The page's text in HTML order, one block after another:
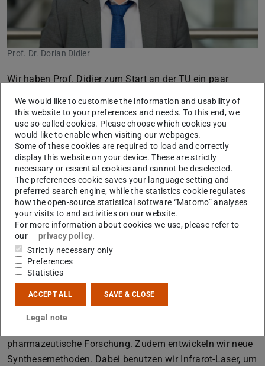
Prof. Dr. Dorian Didier
Wir haben Prof. Didier zum Start an der TU ein paar
Was ist das Spannende an Ihren Themen?
Das „Spannenste“ an meiner Forschung ist die
Ringspannung meiner Moleküle… =) Ich persönlich finde
vor allem die unendlichen Möglichkeiten, die mein
Forschungsgebiet mit sich bringt, faszinierend. Es gibt
noch sehr viel zu entdecken. Einige unserer Moleküle sind
ausschließlich bei uns im Labor zu finden, aber stellen
bereits eine enorme Relevanz für die medizinische und
pharmazeutische Forschung dar.
An der TU Darmstadt wird Interdisziplinarität groß
geschrieben. Wo gibt es in Ihrem Arbeitsfeld
Schnittstellen zu anderen Fachgebieten?
Viele unserer Moleküle sind noch unerprobt und zeigen
pharmazeutische Forschung. Zudem entwickeln wir neue
Synthesemethoden. Dabei benutzen wir Infrarot-Laser, um
We would like to customise the information and usability of
this website to your preferences and needs. To this end, we
use so-called cookies. Please choose which cookies you
would like to enable when visiting our webpages.
Some of these cookies are required to load and correctly
display this website on your device. These are strictly
necessary or essential cookies and cannot be deselected.
The preferences cookie saves your language setting and
preferred search engine, while the statistics cookie regulates
how the open-source statistical software “Matomo” analyses
your visits to and activities on our website.
For more information about cookies we use, please refer to
our
privacy policy.
Strictly necessary only
Preferences
Statistics
ACCEPT ALL SAVE & CLOSE
Legal note